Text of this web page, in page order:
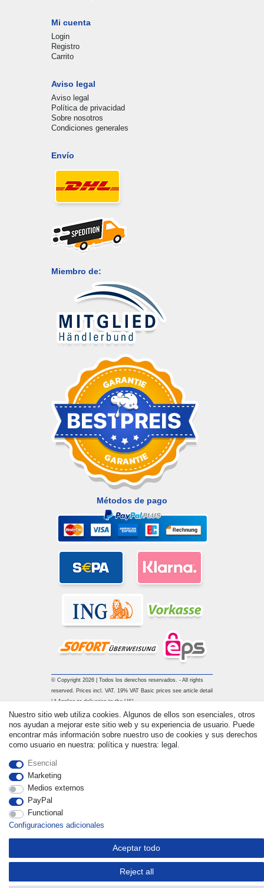
Mi cuenta
Login
Registro
Carrito
Aviso legal
Aviso legal
Política de privacidad
Sobre nosotros
Condiciones generales
Envío
Miembro de:
Métodos de pago
© Copyright 2026 | Todos los derechos reservados. - All rights
reserved. Prices incl. VAT. 19% VAT Basic prices see article detail
| * Applies to deliveries to the UK!
Nuestro sitio web utiliza cookies. Algunos de ellos son esenciales, otros
nos ayudan a mejorar este sitio web y su experiencia de usuario. Puede
encontrar más información sobre nuestro uso de cookies y sus derechos
como usuario en nuestra: política y nuestra: legal.
Esencial
Marketing
Medios externos
PayPal
Functional
Configuraciones adicionales
Aceptar todo
Reject all
Withdraw from contract here Contacto